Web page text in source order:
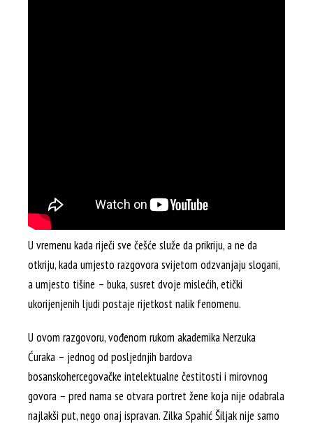
U vremenu kada riječi sve češće služe da prikriju, a ne da
otkriju, kada umjesto razgovora svijetom odzvanjaju slogani,
a umjesto tišine – buka, susret dvoje mislećih, etički
ukorijenjenih ljudi postaje rijetkost nalik fenomenu.
U ovom razgovoru, vođenom rukom akademika Nerzuka
Ćuraka – jednog od posljednjih bardova
bosanskohercegovačke intelektualne čestitosti i mirovnog
govora – pred nama se otvara portret žene koja nije odabrala
najlakši put, nego onaj ispravan. Zilka Spahić Šiljak nije samo